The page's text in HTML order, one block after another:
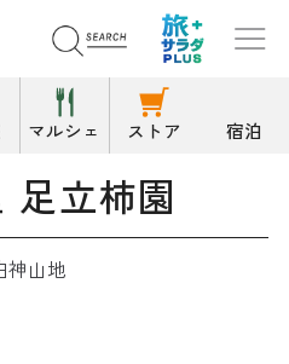
マルシェ ストア 宿泊
足立柿園
足立柿園